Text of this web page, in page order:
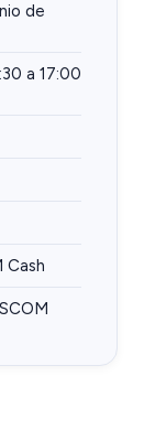
de
a 17:00
Cash